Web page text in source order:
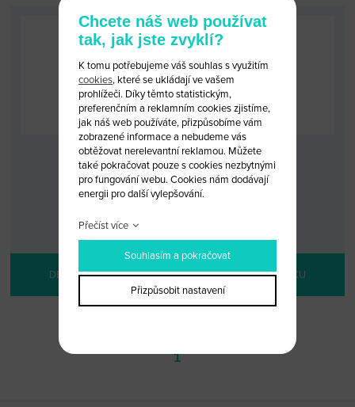
KLÍČ MAZDA
KÓD: MAZDA 11
VELKOOBCHODNÍ CENA:
DETAIL PRODUKTU PŘIDAT DO KOŠÍKU
1
Chcete náš web používat
tak, jak jste zvyklí?
K tomu potřebujeme váš souhlas s využitím
cookies, které se ukládají ve vašem
prohlížeči. Díky těmto statistickým,
preferenčním a reklamním cookies zjistíme,
jak náš web používáte, přizpůsobíme vám
zobrazené informace a nebudeme vás
obtěžovat nerelevantní reklamou. Můžete
také pokračovat pouze s cookies nezbytnými
pro fungování webu. Cookies nám dodávají
energii pro další vylepšování.
Přečíst více
Souhlasím a pokračovat
Přizpůsobit nastavení